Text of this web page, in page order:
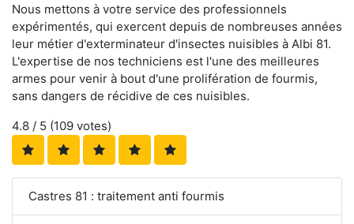
Nous mettons à votre service des professionnels
expérimentés, qui exercent depuis de nombreuses années
leur métier d'exterminateur d'insectes nuisibles à Albi 81.
L'expertise de nos techniciens est l'une des meilleures
armes pour venir à bout d'une prolifération de fourmis,
sans dangers de récidive de ces nuisibles.
4.8 / 5 (109 votes)
Castres 81 : traitement anti fourmis